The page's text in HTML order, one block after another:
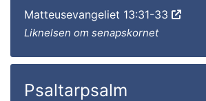
Matteusevangeliet 13:31-33
Liknelsen om senapskornet
Psaltarpsalm